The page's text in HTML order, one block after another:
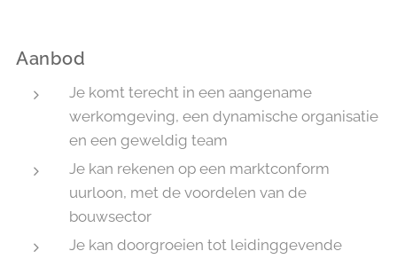
Aanbod
Je komt terecht in een aangename
werkomgeving, een dynamische organisatie
en een geweldig team
Je kan rekenen op een marktconform
uurloon, met de voordelen van de
bouwsector
Je kan doorgroeien tot leidinggevende